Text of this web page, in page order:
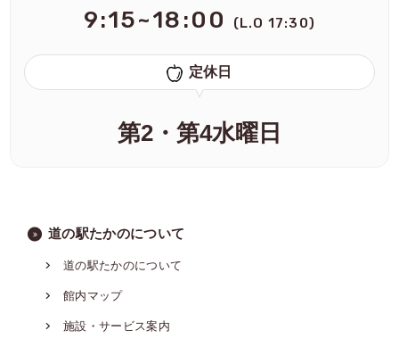
9:15~18:00 (L.O 17:30)
定休日
第2・第4水曜日
道の駅たかのについて
道の駅たかのについて
館内マップ
施設・サービス案内